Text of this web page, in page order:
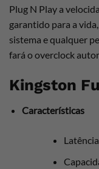
Plug N Play a
garantido para a
sistema e qualquer
fará o overclock
Kingston
Características